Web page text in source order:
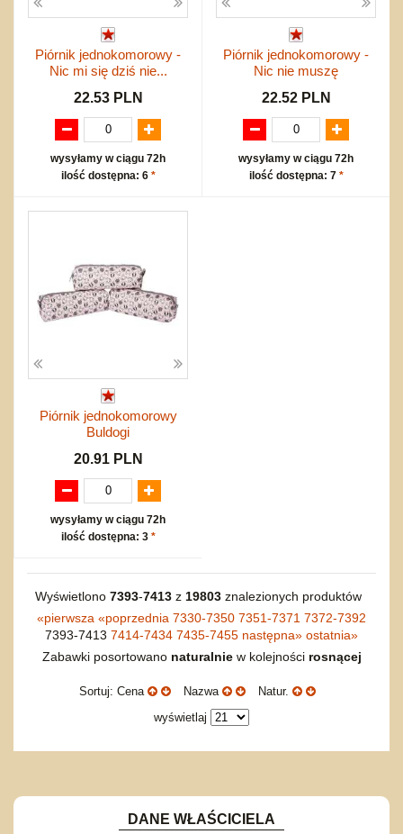
Piórnik jednokomorowy -
Nic mi się dziś nie...
22.53 PLN
wysyłamy w ciągu 72h
ilość dostępna: 6 *
Piórnik jednokomorowy -
Nic nie muszę
22.52 PLN
wysyłamy w ciągu 72h
ilość dostępna: 7 *
Piórnik jednokomorowy
Buldogi
20.91 PLN
wysyłamy w ciągu 72h
ilość dostępna: 3 *
Wyświetlono 7393-7413z 19803znalezionych produktów
«pierwsza «poprzednia 7330-7350 7351-7371 7372-7392
7393-7413 7414-7434 7435-7455 następna» ostatnia»
Zabawki posortowano naturalniew kolejności rosnącej
Sortuj: Cena Nazwa
Natur.
wyświetlaj
DANE WŁAŚCICIELA